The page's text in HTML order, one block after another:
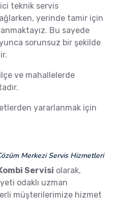
teknik servis
yerinde tamir için
Bu sayede
sorunsuz bir şekilde
ve mahallelerde
yararlanmak için
Merkezi Servis Hizmetleri
Servisi olarak,
odaklı uzman
müşterilerimize hizmet